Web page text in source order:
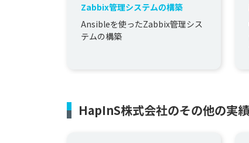
Zabbix管理システムの構築
Ansibleを使ったZabbix管理シス
テムの構築
HapInS株式会社のその他の実績